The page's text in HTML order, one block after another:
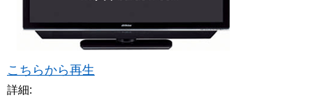
こちらから再生
詳細: